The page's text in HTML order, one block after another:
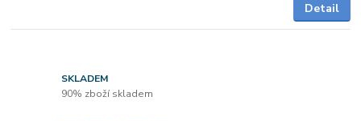
Detail
SKLADEM
90% zboží skladem